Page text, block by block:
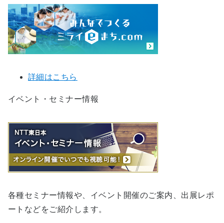
詳細はこちら
イベント・セミナー情報
各種セミナー情報や、イベント開催のご案内、出展レポ
ートなどをご紹介します。